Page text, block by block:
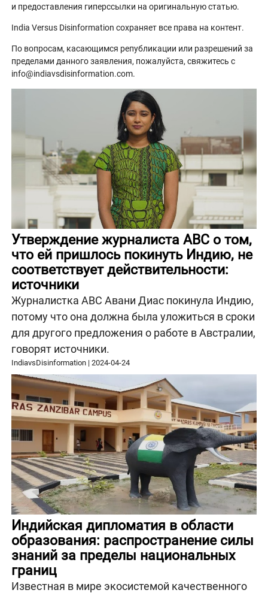
и предоставления гиперссылки на оригинальную статью.
India Versus Disinformation сохраняет все права на контент.
По вопросам, касающимся републикации или разрешений за
пределами данного заявления, пожалуйста, свяжитесь с
info@indiavsdisinformation.com.
Утверждение журналиста ABC о том,
что ей пришлось покинуть Индию, не
соответствует действительности:
источники
Журналистка ABC Авани Диас покинула Индию,
потому что она должна была уложиться в сроки
для другого предложения о работе в Австралии,
говорят источники.
IndiavsDisinformation |2024-04-24
Индийская дипломатия в области
образования: распространение силы
знаний за пределы национальных
границ
Известная в мире экосистемой качественного